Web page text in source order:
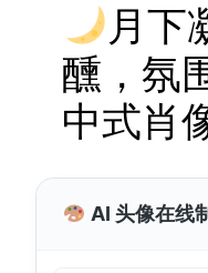
月下
醺，氛
中式肖
AI 头像在线